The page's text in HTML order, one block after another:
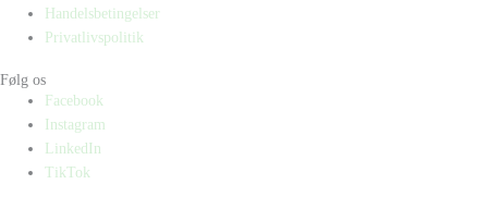
Handelsbetingelser
Privatlivspolitik
Følg os
Facebook
Instagram
LinkedIn
TikTok